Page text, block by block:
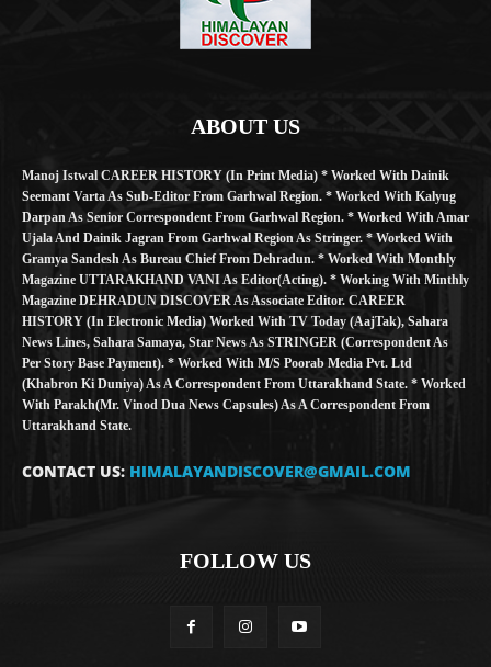
ABOUT US
Manoj Istwal CAREER HISTORY (in Print Media) * Worked With Dainik
Seemant Varta As Sub-Editor From Garhwal Region. * Worked With Kalyug
Darpan As Senior Correspondent From Garhwal Region. * Worked With Amar
Ujala And Dainik Jagran From Garhwal Region As Stringer. * Worked With
Gramya Sandesh As Bureau Chief From Dehradun. * Worked With Monthly
Magazine UTTARAKHAND VANI As Editor(Acting). * Working With Minthly
Magazine DEHRADUN DISCOVER As Associate Editor. CAREER
HISTORY (in Electronic Media) Worked With TV Today (AajTak), Sahara
News Lines, Sahara Samaya, Star News As STRINGER (Correspondent As
Per Story Base Payment). * Worked With M/S Poorab Media Pvt. Ltd
(Khabron Ki Duniya) As A Correspondent From Uttarakhand State. * Worked
With Parakh(Mr. Vinod Dua News Capsules) As A Correspondent From
Uttarakhand State.
CONTACT US: HIMALAYANDISCOVER@GMAIL.COM
FOLLOW US